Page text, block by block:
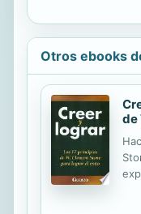
Otros ebooks
de